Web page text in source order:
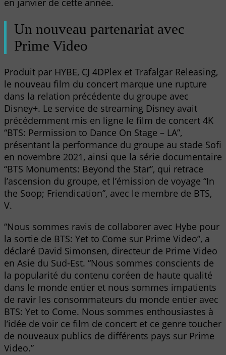
Un nouveau partenariat avec
Prime Video
Produit par HYBE, CJ 4DPlex et Trafalgar Releasing,
le nouveau film du concert marque une rupture
dans la relation précédente du groupe avec
Disney+. Le service de streaming Disney avait
précédemment mis en ligne le film de concert 4K
“BTS: Permission to Dance On Stage – LA”,
présentant la performance du groupe au stade Sofi
en novembre 2021, ainsi que la série documentaire
“BTS Monuments: Beyond the Star”, qui retrace
l’ascension du groupe, et l’émission de voyage “In
the Soop; Friendication”, avec le membre de BTS,
V.
“Nous sommes ravis de collaborer avec Hybe pour
la sortie de BTS: Yet to Come sur Prime Video”, a
déclaré David Simonsen, directeur de Prime Video
en Asie du Sud-Est. “Nous sommes conscients de
la popularité du contenu coréen de haute qualité
dans le monde entier et nous sommes impatients
de ravir les consommateurs du monde entier avec
BTS: Yet to Come. Nous sommes enthousiastes à
l’idée de voir ce film de concert et ce genre toucher
de nouveaux publics de différents pays sur Prime
Video.”